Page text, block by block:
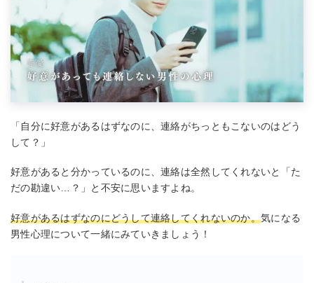
「自分に好意があるはずなのに、連絡がちっともこないのはどう
して？」
好意があると分かっているのに、連絡は全然してくれないと「た
だの勘違い…？」と不安に思いますよね。
好意があるはずなのにどうして連絡してくれないのか。気になる
男性心理について一緒にみていきましょう！